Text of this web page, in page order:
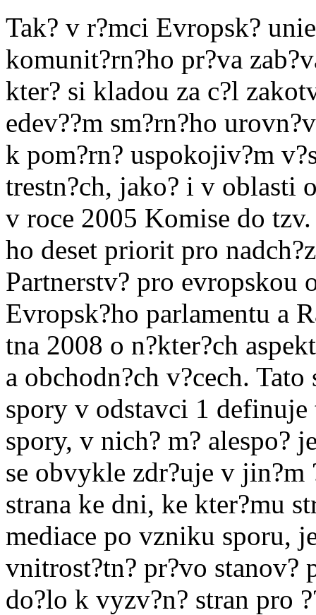
Tak? v r?mci Evropsk?
komunit?rn?ho pr?va
kter? si kladou za c?l
edev??m sm?rn?ho
k pom?rn? uspokojiv?m
trestn?ch, jako? i v oblasti
v roce 2005 Komise do
ho deset priorit pro
Partnerstv? pro evropskou
Evropsk?ho parlamentu a
tna 2008 o n?kter?ch
a obchodn?ch v?cech.
spory v odstavci 1 definuje
spory, v nich? m? alespo?
se obvykle zdr?uje v jin?m
strana ke dni, ke kter?mu
mediace po vzniku sporu,
vnitrost?tn? pr?vo stanov?
do?lo k vyzv?n? stran pro